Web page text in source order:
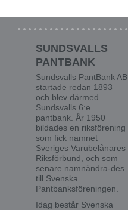
SUNDSVALLS
PANTBANK
Sundsvalls PantBank AB
startade redan 1893
och blev därmed
Sundsvalls 6:e
pantbank. År 1950
bildades en riksförening
som fick namnet
Sveriges Varubelånares
Riksförbund, och som
senare namnändra-des
till Svenska
Pantbanksföreningen.
Idag består Svenska